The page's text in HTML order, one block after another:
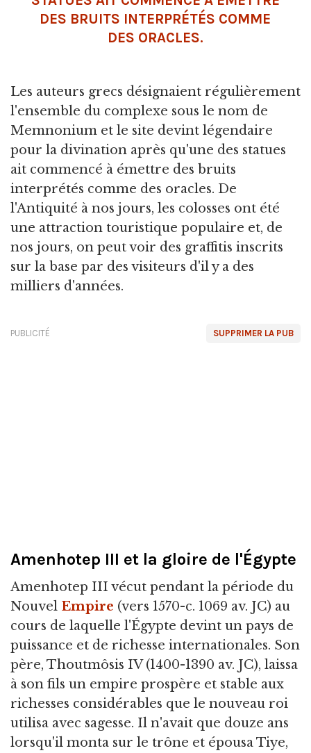
DES BRUITS INTERPRÉTÉS COMME
DES ORACLES.
Les auteurs grecs désignaient régulièrement
l'ensemble du complexe sous le nom de
Memnonium et le site devint légendaire
pour la divination après qu'une des statues
ait commencé à émettre des bruits
interprétés comme des oracles. De
l'Antiquité à nos jours, les colosses ont été
une attraction touristique populaire et, de
nos jours, on peut voir des graffitis inscrits
sur la base par des visiteurs d'il y a des
milliers d'années.
SUPPRIMER LA PUB
PUBLICITÉ
Amenhotep III et la gloire de l'Égypte
Amenhotep III vécut pendant la période du
Nouvel Empire (vers 1570-c. 1069 av. JC) au
cours de laquelle l'Égypte devint un pays de
puissance et de richesse internationales. Son
père, Thoutmôsis IV (1400-1390 av. JC), laissa
à son fils un empire prospère et stable aux
richesses considérables que le nouveau roi
utilisa avec sagesse. Il n'avait que douze ans
lorsqu'il monta sur le trône et épousa Tiye,